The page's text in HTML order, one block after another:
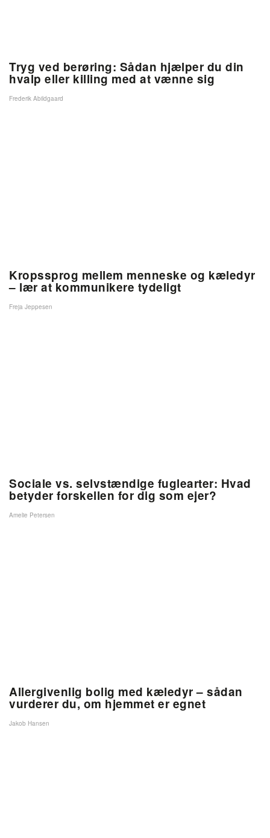
Tryg ved berøring: Sådan hjælper du din
hvalp eller killing med at vænne sig
Frederik Abildgaard
Kropssprog mellem menneske og kæledyr
– lær at kommunikere tydeligt
Freja Jeppesen
Sociale vs. selvstændige fuglearter: Hvad
betyder forskellen for dig som ejer?
Amelie Petersen
Allergivenlig bolig med kæledyr – sådan
vurderer du, om hjemmet er egnet
Jakob Hansen